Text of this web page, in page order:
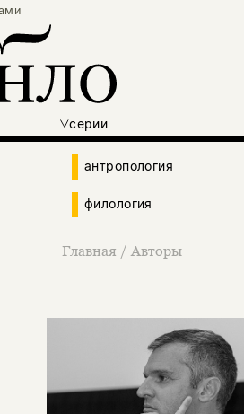
серии
антропология
филология
Главная / Авторы